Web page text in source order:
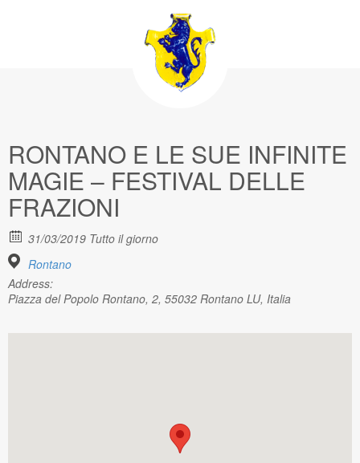
RONTANO E LE SUE INFINITE
MAGIE – FESTIVAL DELLE
FRAZIONI
31/03/2019 Tutto il giorno
Rontano
Address:
Piazza del Popolo Rontano, 2, 55032 Rontano LU, Italia